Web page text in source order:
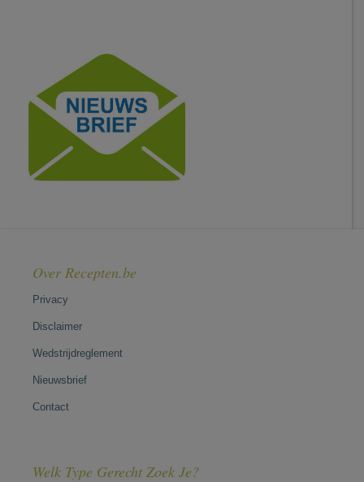
Over Recepten.be
Privacy
Disclaimer
Wedstrijdreglement
Nieuwsbrief
Contact
Welk Type Gerecht Zoek Je?